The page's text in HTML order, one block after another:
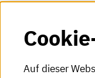
Auf dieser